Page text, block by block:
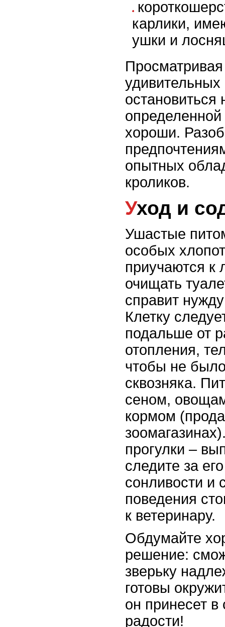
карлики,
ушки и
остановиться
хороши.
опытных
кроликов.
Уход и
Ушастые
особых
приучаются к
очищать
справит
Клетку
подальше от
отопления,
чтобы не
сквозняка.
сеном,
кормом
прогулки –
следите за
сонливости и
поведения
к ветеринару.
Обдумайте
решение:
зверьку
готовы
он принесет
радости!